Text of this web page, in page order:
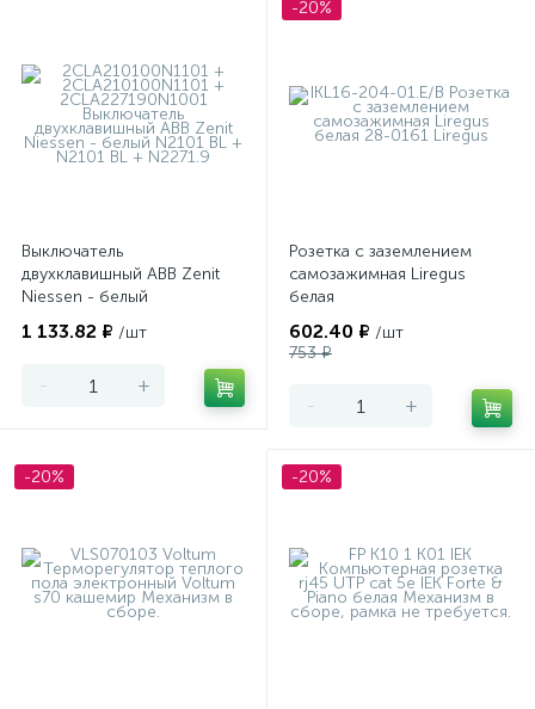
Выключатель
двухклавишный ABB Zenit
Niessen - белый
1 133.82 ₽ /шт
- +
-20%
Розетка с заземлением
самозажимная Liregus
белая
602.40 ₽ /шт
753 ₽
- +
-20% -20%